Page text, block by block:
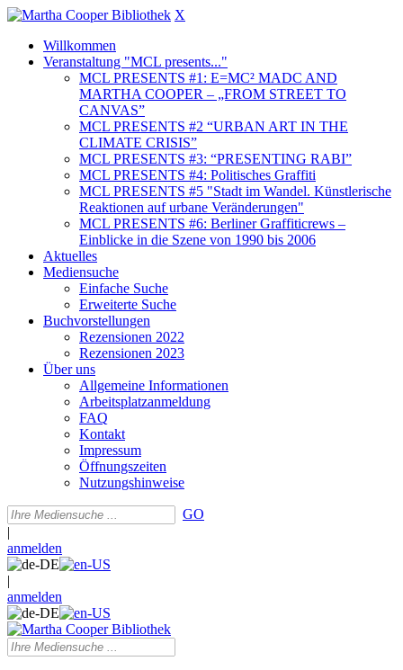
X
Willkommen
Veranstaltung "MCL presents..."
MCL PRESENTS #1: E=MC² MADC AND
MARTHA COOPER – „FROM STREET TO
CANVAS”
MCL PRESENTS #2 “URBAN ART IN THE
CLIMATE CRISIS”
MCL PRESENTS #3: “PRESENTING RABI”
MCL PRESENTS #4: Politisches Graffiti
MCL PRESENTS #5 "Stadt im Wandel. Künstlerische
Reaktionen auf urbane Veränderungen"
MCL PRESENTS #6: Berliner Graffiticrews –
Einblicke in die Szene von 1990 bis 2006
Aktuelles
Mediensuche
Einfache Suche
Erweiterte Suche
Buchvorstellungen
Rezensionen 2022
Rezensionen 2023
Über uns
Allgemeine Informationen
Arbeitsplatzanmeldung
FAQ
Kontakt
Impressum
Öffnungszeiten
Nutzungshinweise
GO
|
anmelden
|
anmelden